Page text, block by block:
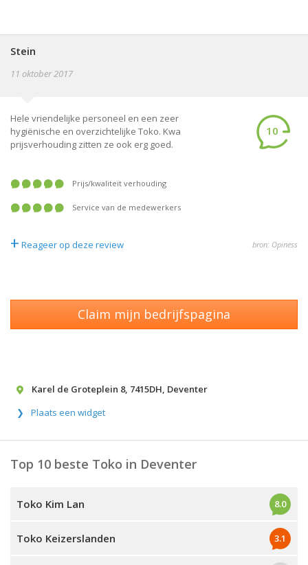
Stein
11 oktober 2017
Hele vriendelijke personeel en een zeer
hygiënische en overzichtelijke Toko. Kwa
prijsverhouding zitten ze ook erg goed.
10
prijs/kwaliteit verhouding
service van de medewerkers
+ Reageer op deze review bron: Opiness
Claim mijn bedrijfspagina
Karel de Groteplein 8, 7415DH, Deventer
Plaats een widget
Top 10 beste Toko in Deventer
Toko Kim Lan 8.0
Toko Keizerslanden 3.1